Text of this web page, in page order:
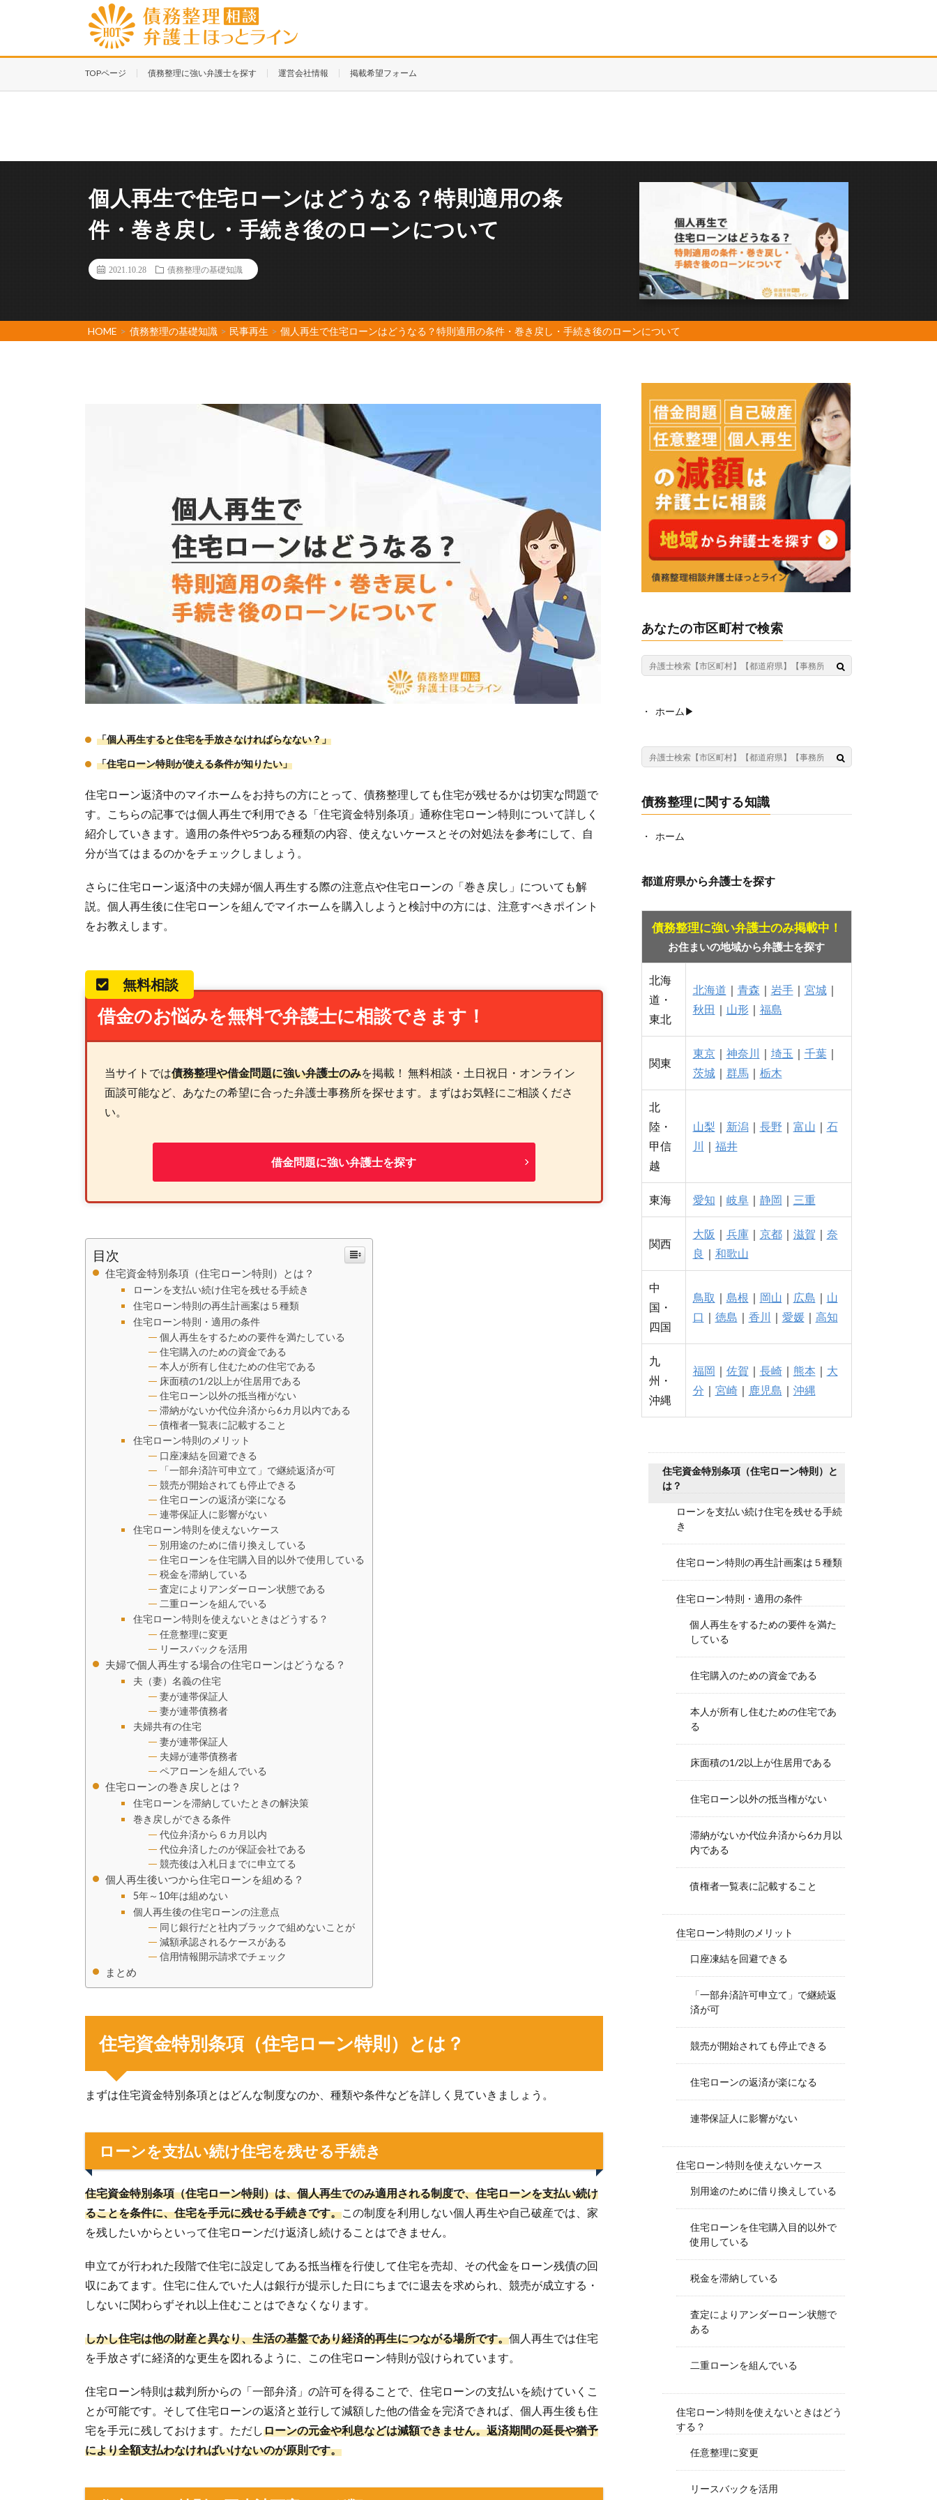
TOPページ 債務整理に強い弁護士を探す 運営会社情報 掲載希望フォーム
個人再生で住宅ローンはどうなる？特則適用の条
件・巻き戻し・手続き後のローンについて
2021.10.28 債務整理の基礎知識
HOME > 債務整理の基礎知識 > 民事再生 > 個人再生で住宅ローンはどうなる？特則適用の条件・巻き戻し・手続き後のローンについて
「個人再生すると住宅を手放さなければらなない？」
「住宅ローン特則が使える条件が知りたい」
住宅ローン返済中のマイホームをお持ちの方にとって、債務整理しても住宅が残せるかは切実な問題で
す。こちらの記事では個人再生で利用できる「住宅資金特別条項」通称住宅ローン特則について詳しく
紹介していきます。適用の条件や5つある種類の内容、使えないケースとその対処法を参考にして、自
分が当てはまるのかをチェックしましょう。
さらに住宅ローン返済中の夫婦が個人再生する際の注意点や住宅ローンの「巻き戻し」についても解
説。個人再生後に住宅ローンを組んでマイホームを購入しようと検討中の方には、注意すべきポイント
をお教えします。
無料相談
借金のお悩みを無料で弁護士に相談できます！
当サイトでは債務整理や借金問題に強い弁護士のみを掲載！ 無料相談・土日祝日・オンライン
面談可能など、あなたの希望に合った弁護士事務所を探せます。まずはお気軽にご相談くださ
い。
借金問題に強い弁護士を探す
目次
住宅資金特別条項（住宅ローン特則）とは？
ローンを支払い続け住宅を残せる手続き
住宅ローン特則の再生計画案は５種類
住宅ローン特則・適用の条件
個人再生をするための要件を満たしている
住宅購入のための資金である
本人が所有し住むための住宅である
床面積の1/2以上が住居用である
住宅ローン以外の抵当権がない
滞納がないか代位弁済から6カ月以内である
債権者一覧表に記載すること
住宅ローン特則のメリット
口座凍結を回避できる
「一部弁済許可申立て」で継続返済が可
競売が開始されても停止できる
住宅ローンの返済が楽になる
連帯保証人に影響がない
住宅ローン特則を使えないケース
別用途のために借り換えしている
住宅ローンを住宅購入目的以外で使用している
税金を滞納している
査定によりアンダーローン状態である
二重ローンを組んでいる
住宅ローン特則を使えないときはどうする？
任意整理に変更
リースバックを活用
夫婦で個人再生する場合の住宅ローンはどうなる？
夫（妻）名義の住宅
妻が連帯保証人
妻が連帯債務者
夫婦共有の住宅
妻が連帯保証人
夫婦が連帯債務者
ペアローンを組んでいる
住宅ローンの巻き戻しとは？
住宅ローンを滞納していたときの解決策
巻き戻しができる条件
代位弁済から６カ月以内
代位弁済したのが保証会社である
競売後は入札日までに申立てる
個人再生後いつから住宅ローンを組める？
5年～10年は組めない
個人再生後の住宅ローンの注意点
同じ銀行だと社内ブラックで組めないことが
減額承認されるケースがある
信用情報開示請求でチェック
まとめ
住宅資金特別条項（住宅ローン特則）とは？
まずは住宅資金特別条項とはどんな制度なのか、種類や条件などを詳しく見ていきましょう。
ローンを支払い続け住宅を残せる手続き
住宅資金特別条項（住宅ローン特則）は、個人再生でのみ適用される制度で、住宅ローンを支払い続け
ることを条件に、住宅を手元に残せる手続きです。 この制度を利用しない個人再生や自己破産では、家
を残したいからといって住宅ローンだけ返済し続けることはできません。
申立てが行われた段階で住宅に設定してある抵当権を行使して住宅を売却、その代金をローン残債の回
収にあてます。住宅に住んでいた人は銀行が提示した日にちまでに退去を求められ、競売が成立する・
しないに関わらずそれ以上住むことはできなくなります。
しかし住宅は他の財産と異なり、生活の基盤であり経済的再生につながる場所です。個人再生では住宅
を手放さずに経済的な更生を図れるように、この住宅ローン特則が設けられています。
住宅ローン特則は裁判所からの「一部弁済」の許可を得ることで、住宅ローンの支払いを続けていくこ
とが可能です。そして住宅ローンの返済と並行して減額した他の借金を完済できれば、個人再生後も住
宅を手元に残しておけます。ただしローンの元金や利息などは減額できません。返済期間の延長や猶予
により全額支払わなければいけないのが原則です。
あなたの市区町村で検索
ホーム▶︎
債務整理に関する知識
ホーム
都道府県から弁護士を探す
債務整理に強い弁護士のみ掲載中！
お住まいの地域から弁護士を探す
北海
道・
東北
北海道 ｜ 青森 ｜ 岩手｜ 宮城｜
秋田 ｜ 山形 ｜ 福島
関東
東京｜ 神奈川 ｜ 埼玉 ｜ 千葉｜
茨城｜ 群馬｜ 栃木
北
陸・
甲信
越
山梨 ｜ 新潟 ｜ 長野 ｜ 富山 ｜ 石
川 ｜ 福井
東海 愛知 ｜ 岐阜 ｜ 静岡 ｜ 三重
関西
大阪 ｜ 兵庫｜ 京都｜ 滋賀 ｜ 奈
良 ｜ 和歌山
中
国・
四国
鳥取 ｜ 島根 ｜ 岡山 ｜ 広島 ｜ 山
口 ｜ 徳島 ｜ 香川 ｜ 愛媛｜ 高知
九
州・
沖縄
福岡 ｜ 佐賀 ｜ 長崎｜ 熊本 ｜ 大
分 ｜ 宮崎｜ 鹿児島 ｜ 沖縄
住宅資金特別条項（住宅ローン特則）と
は？
ローンを支払い続け住宅を残せる手続
き
住宅ローン特則の再生計画案は５種類
住宅ローン特則・適用の条件
個人再生をするための要件を満た
している
住宅購入のための資金である
本人が所有し住むための住宅であ
る
床面積の1/2以上が住居用である
住宅ローン以外の抵当権がない
滞納がないか代位弁済から6カ月以
内である
債権者一覧表に記載すること
住宅ローン特則のメリット
口座凍結を回避できる
「一部弁済許可申立て」で継続返
済が可
競売が開始されても停止できる
住宅ローンの返済が楽になる
連帯保証人に影響がない
住宅ローン特則を使えないケース
別用途のために借り換えしている
住宅ローンを住宅購入目的以外で
使用している
税金を滞納している
査定によりアンダーローン状態で
ある
二重ローンを組んでいる
住宅ローン特則を使えないときはどう
する？
任意整理に変更
リースバックを活用